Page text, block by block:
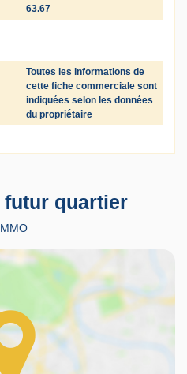
63.67
Toutes les informations de
cette fiche commerciale sont
indiquées selon les données
du propriétaire
futur quartier